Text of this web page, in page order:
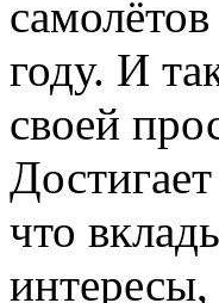
году. И
своей
что